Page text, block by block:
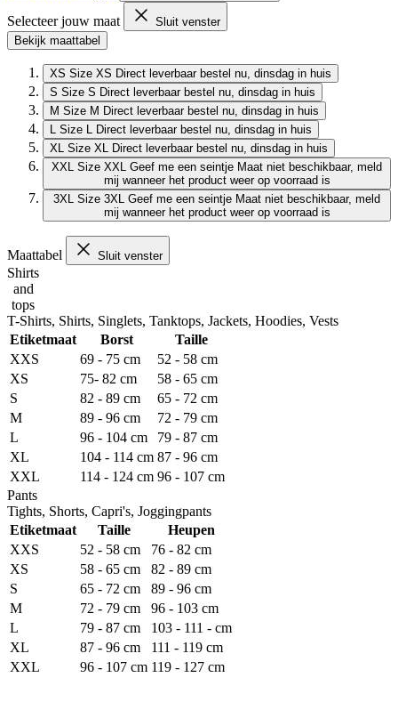
Selecteer jouw maat
Sluit venster
Bekijk maattabel
XS Size XS Direct leverbaar bestel nu, dinsdag in huis
S Size S Direct leverbaar bestel nu, dinsdag in huis
M Size M Direct leverbaar bestel nu, dinsdag in huis
Size L Direct leverbaar bestel nu, dinsdag in huis
XL
Size XL Direct leverbaar bestel nu, dinsdag in huis
XXL
Size XXL Geef me een seintje Maat niet beschikbaar, meld
mij wanneer het product weer op voorraad is
3XL
Size 3XL Geef me een seintje Maat niet beschikbaar, meld
mij wanneer het product weer op voorraad is
Maattabel Sluit venster
Shirts
and
tops
T-Shirts, Shirts, Singlets, Tanktops, Jackets, Hoodies, Vests
Etiketmaat
Borst
Taille
XXS
69 - 75 cm
52 - 58 cm
XS
75- 82 cm
58 - 65 cm
S
82 - 89 cm
65 - 72 cm
M
89 - 96 cm
72 - 79 cm
L
96 - 104 cm
79 - 87 cm
XL
104 - 114 cm 87 - 96 cm
XXL
114 - 124 cm 96 - 107 cm
Pants
Tights, Shorts, Capri's, Joggingpants
Etiketmaat
Taille
Heupen
XXS
52 - 58 cm
76 - 82 cm
XS
58 - 65 cm
82 - 89 cm
S
65 - 72 cm
89 - 96 cm
M
72 - 79 cm
96 - 103 cm
L
79 - 87 cm
103 - 111 - cm
XL
87 - 96 cm
111 - 119 cm
XXL
96 - 107 cm 119 - 127 cm